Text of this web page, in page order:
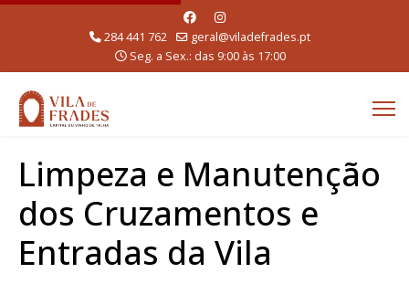
284 441 762
geral@viladefrades.pt
Seg. a Sex.: das 9:00 às 17:00
Limpeza e Manutenção
dos Cruzamentos e
Entradas da Vila